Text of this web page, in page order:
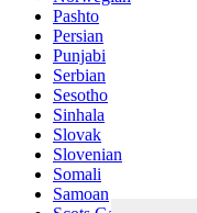
Pashto
Persian
Punjabi
Serbian
Sesotho
Sinhala
Slovak
Slovenian
Somali
Samoan